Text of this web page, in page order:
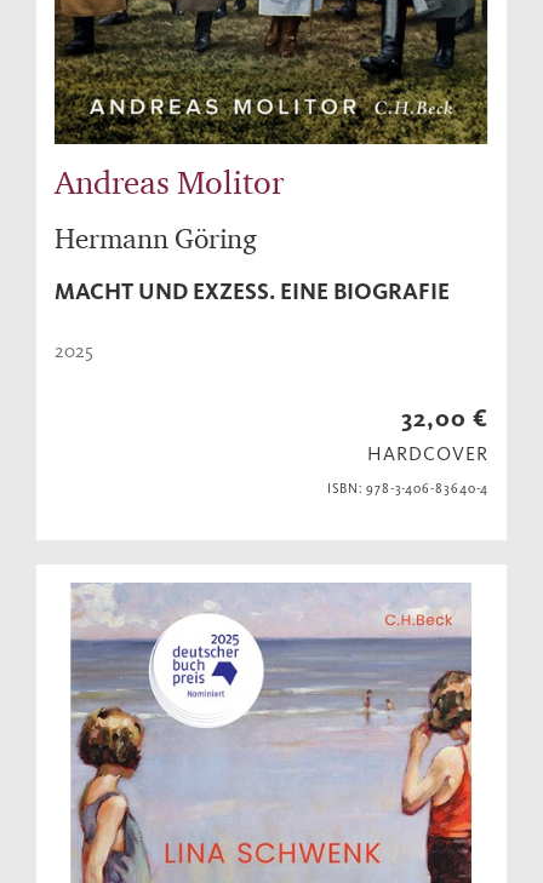
Andreas Molitor
Hermann Göring
MACHT UND EXZESS. EINE BIOGRAFIE
2025
32,00 €
HARDCOVER
ISBN: 978-3-406-83640-4